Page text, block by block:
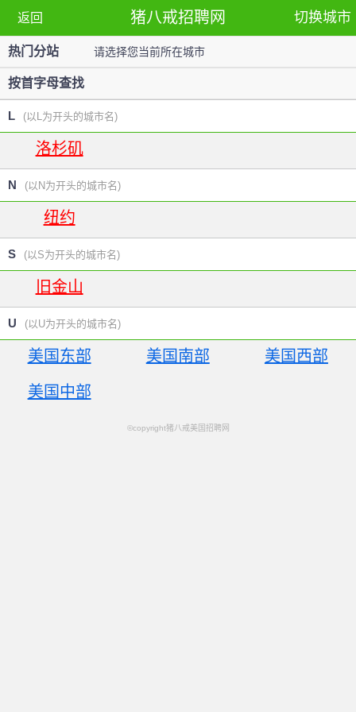
返回 切换城市
猪八戒招聘网
热门分站 请选择您当前所在城市
按首字母查找
L (以L为开头的城市名)
洛杉矶
N (以N为开头的城市名)
纽约
S (以S为开头的城市名)
旧金山
U (以U为开头的城市名)
美国东部 美国南部 美国西部
美国中部
©copyright猪八戒美国招聘网